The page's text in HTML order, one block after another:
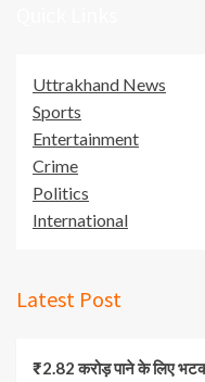
Uttrakhand News
Sports
Entertainment
Crime
Politics
International
Latest Post
₹2.82 करोड़ पाने के लिए भटक